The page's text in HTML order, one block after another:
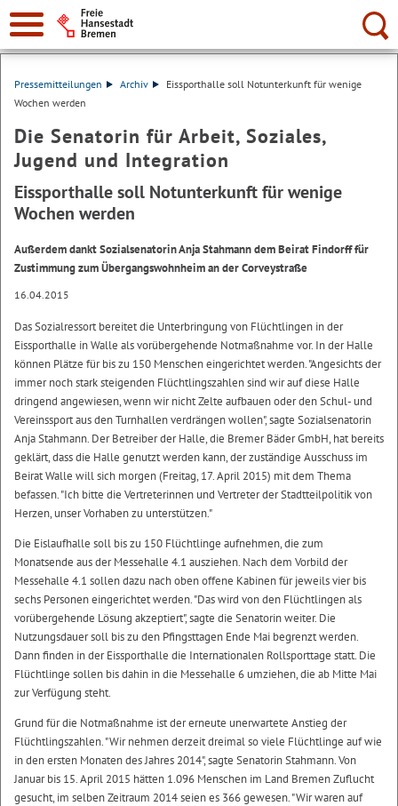
Suche:
Pressemitteilungen Archiv
Eissporthalle soll Notunterkunft für wenige
Wochen werden
Die Senatorin für Arbeit, Soziales,
Jugend und Integration
Eissporthalle soll Notunterkunft für wenige
Wochen werden
Außerdem dankt Sozialsenatorin Anja Stahmann dem Beirat Findorff für
Zustimmung zum Übergangswohnheim an der Corveystraße
16.04.2015
Das Sozialressort bereitet die Unterbringung von Flüchtlingen in der
Eissporthalle in Walle als vorübergehende Notmaßnahme vor. In der Halle
können Plätze für bis zu 150 Menschen eingerichtet werden. "Angesichts der
immer noch stark steigenden Flüchtlingszahlen sind wir auf diese Halle
dringend angewiesen, wenn wir nicht Zelte aufbauen oder den Schul- und
Vereinssport aus den Turnhallen verdrängen wollen", sagte Sozialsenatorin
Anja Stahmann. Der Betreiber der Halle, die Bremer Bäder GmbH, hat bereits
geklärt, dass die Halle genutzt werden kann, der zuständige Ausschuss im
Beirat Walle will sich morgen (Freitag, 17. April 2015) mit dem Thema
befassen. "Ich bitte die Vertreterinnen und Vertreter der Stadtteilpolitik von
Herzen, unser Vorhaben zu unterstützen."
Die Eislaufhalle soll bis zu 150 Flüchtlinge aufnehmen, die zum
Monatsende aus der Messehalle 4.1 ausziehen. Nach dem Vorbild der
Messehalle 4.1 sollen dazu nach oben offene Kabinen für jeweils vier bis
sechs Personen eingerichtet werden. "Das wird von den Flüchtlingen als
vorübergehende Lösung akzeptiert", sagte die Senatorin weiter. Die
Nutzungsdauer soll bis zu den Pfingsttagen Ende Mai begrenzt werden.
Dann finden in der Eissporthalle die Internationalen Rollsporttage statt. Die
Flüchtlinge sollen bis dahin in die Messehalle 6 umziehen, die ab Mitte Mai
zur Verfügung steht.
Grund für die Notmaßnahme ist der erneute unerwartete Anstieg der
Flüchtlingszahlen. "Wir nehmen derzeit dreimal so viele Flüchtlinge auf wie
in den ersten Monaten des Jahres 2014", sagte Senatorin Stahmann. Von
Januar bis 15. April 2015 hätten 1.096 Menschen im Land Bremen Zuflucht
gesucht, im selben Zeitraum 2014 seien es 366 gewesen. "Wir waren auf